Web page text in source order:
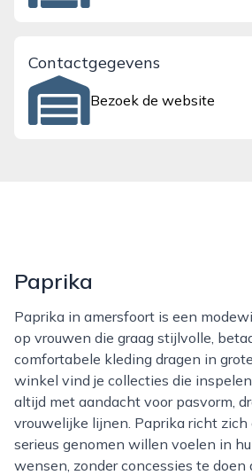
Contactgegevens
Bezoek de website
Paprika
Paprika in amersfoort is een modewinkel die zich richt
op vrouwen die graag stijlvolle,
comfortabele kleding dragen in
winkel vind je collecties die
altijd met aandacht voor pasvorm,
vrouwelijke lijnen. Paprika richt
serieus genomen willen voelen in
wensen, zonder concessies te